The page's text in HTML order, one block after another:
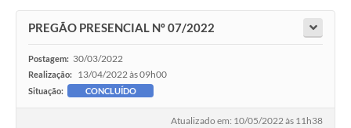
PREGÃO PRESENCIAL Nº 07/2022
Postagem: 30/03/2022
Realização: 13/04/2022 às 09h00
Situação: CONCLUÍDO
Atualizado em: 10/05/2022 às 11h38